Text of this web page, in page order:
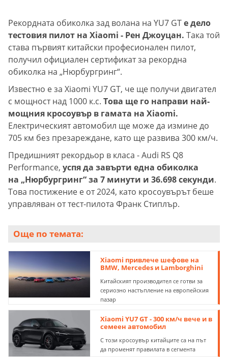
Рекордната обиколка зад волана на YU7 GTе дело
тестовия пилот на Xiaomi - Рен Джоуцан. Така той
става първият китайски професионален пилот,
получил официален сертификат за рекордна
обиколка на „Нюрбургринг“.
Известно е за Xiaomi YU7 GT, че ще получи двигател
с мощност над 1000 к.с. Това ще го направи най-
мощния кросоувър в гамата на Xiaomi.
Електрическият автомобил ще може да измине до
705 км без презареждане, като ще развива 300 км/ч.
Предишният рекордьор в класа - Audi RS Q8
Performance, успя да завърти една обиколка
на „Нюрбургринг“ за 7 минути и 36.698 секунди.
Това постижение е от 2024, като кросоувърът беше
управляван от тест-пилота Франк Стиплър.
Още по темата:
Xiaomi привлече шефове на
BMW, Mercedes и Lamborghini
Китайският производител се готви за
сериозно настъпление на европейския
пазар
Xiaomi YU7 GT - 300 км/ч вече и в
семеен автомобил
С този кросоувър китайците са на път
да променят правилата в сегмента